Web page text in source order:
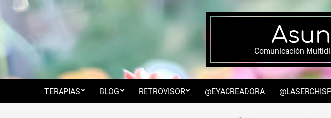
to
content
Comunicación
TERAPIAS BLOG RETROVISOR @EYACREADORA